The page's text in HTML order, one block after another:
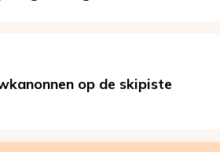
op de skipiste